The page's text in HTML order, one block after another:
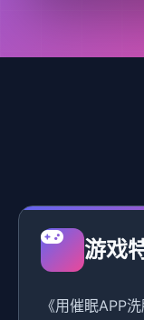
游戏
《用催眠APP